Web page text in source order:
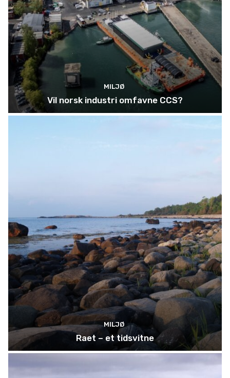
MILJØ
Vil norsk industri omfavne CCS?
MILJØ
Raet – et tidsvitne